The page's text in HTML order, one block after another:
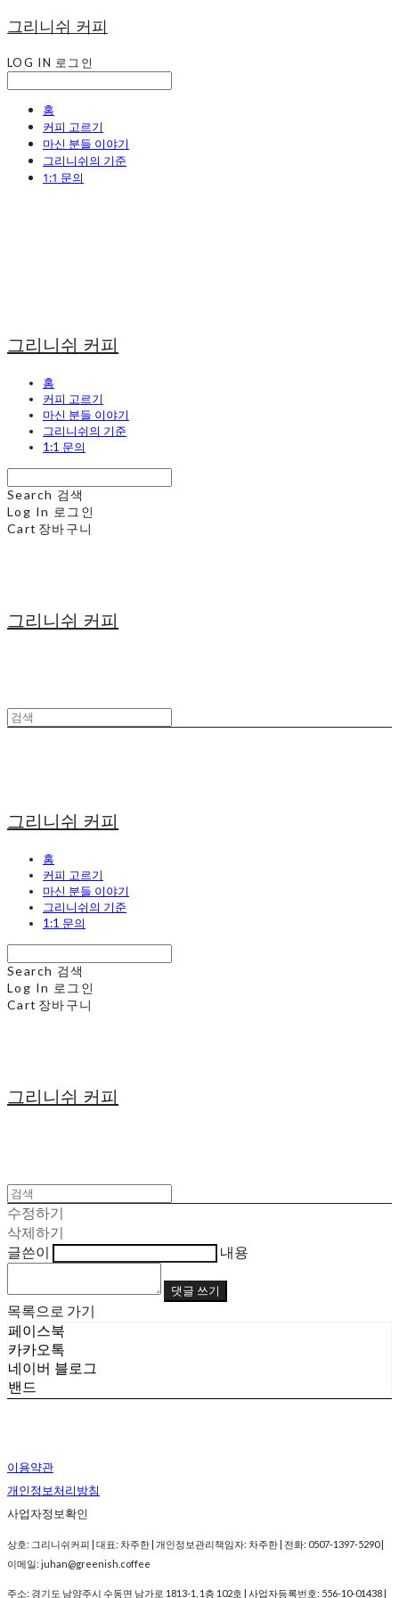
그리니쉬 커피
LOG IN 로그인
홈
커피 고르기
마신 분들 이야기
그리니쉬의 기준
1:1 문의
그리니쉬 커피
홈
커피 고르기
마신 분들 이야기
그리니쉬의 기준
1:1 문의
Search 검색
Log In 로그인
Cart 장바구니
그리니쉬 커피
그리니쉬 커피
홈
커피 고르기
마신 분들 이야기
그리니쉬의 기준
1:1 문의
Search 검색
Log In 로그인
Cart 장바구니
그리니쉬 커피
수정하기
삭제하기
글쓴이
내용
댓글 쓰기
목록으로 가기
페이스북
카카오톡
네이버 블로그
밴드
이용약관
개인정보처리방침
사업자정보확인
상호: 그리니쉬커피 | 대표: 차주한 | 개인정보관리책임자: 차주한 | 전화: 0507-1397-5290 |
이메일: juhan@greenish.coffee
주소: 경기도 남양주시 수동면 남가로 1813-1, 1층 102호 | 사업자등록번호: 556-10-01438 |